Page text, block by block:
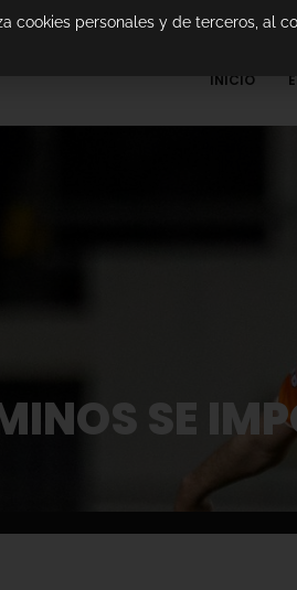
INICIO
SE
cookies personales y de terceros, al